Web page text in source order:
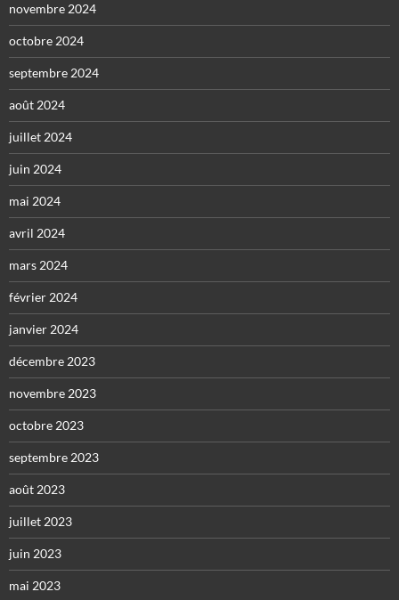
novembre 2024
octobre 2024
septembre 2024
août 2024
juillet 2024
juin 2024
mai 2024
avril 2024
mars 2024
février 2024
janvier 2024
décembre 2023
novembre 2023
octobre 2023
septembre 2023
août 2023
juillet 2023
juin 2023
mai 2023